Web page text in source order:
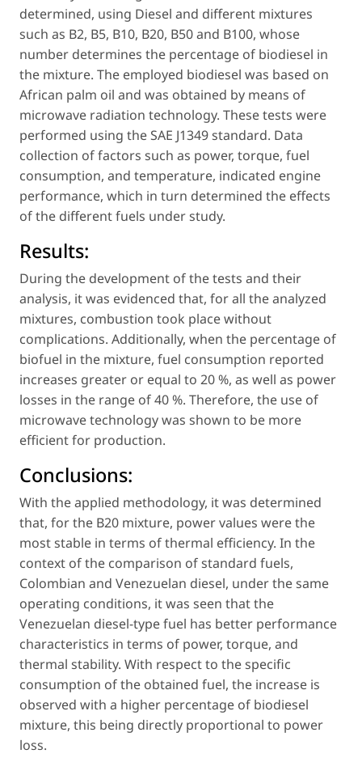
determined, using Diesel and different mixtures
such as B2, B5, B10, B20, B50 and B100, whose
number determines the percentage of biodiesel in
the mixture. The employed biodiesel was based on
African palm oil and was obtained by means of
microwave radiation technology. These tests were
performed using the SAE J1349 standard. Data
collection of factors such as power, torque, fuel
consumption, and temperature, indicated engine
performance, which in turn determined the effects
of the different fuels under study.
Results:
During the development of the tests and their
analysis, it was evidenced that, for all the analyzed
mixtures, combustion took place without
complications. Additionally, when the percentage of
biofuel in the mixture, fuel consumption reported
increases greater or equal to 20 %, as well as power
losses in the range of 40 %. Therefore, the use of
microwave technology was shown to be more
efficient for production.
Conclusions:
With the applied methodology, it was determined
that, for the B20 mixture, power values were the
most stable in terms of thermal efficiency. In the
context of the comparison of standard fuels,
Colombian and Venezuelan diesel, under the same
operating conditions, it was seen that the
Venezuelan diesel-type fuel has better performance
characteristics in terms of power, torque, and
thermal stability. With respect to the specific
consumption of the obtained fuel, the increase is
observed with a higher percentage of biodiesel
mixture, this being directly proportional to power
loss.